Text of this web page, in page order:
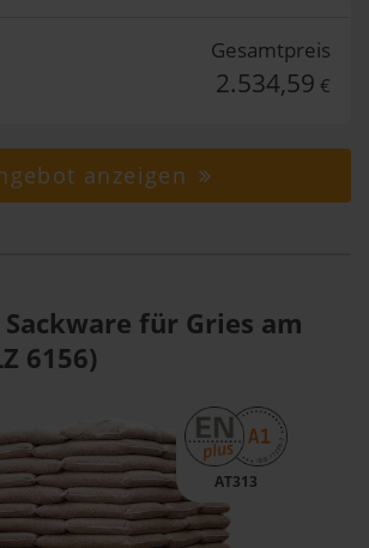
Gesamtpreis
2.534,59 €
anzeigen
für Gries am
6156)
AT313